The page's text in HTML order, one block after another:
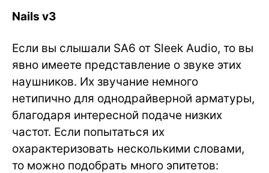
Nails v3
Если вы слышали SA6 от Sleek Audio, то вы
явно имеете представление о звуке этих
наушников. Их звучание немного
нетипично для однодрайверной арматуры,
благодаря интересной подаче низких
частот. Если попытаться их
охарактеризовать несколькими словами,
то можно подобрать много эпитетов: